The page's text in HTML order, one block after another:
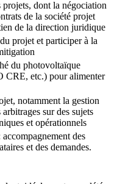
dont la négociation
de la société projet
de la direction juridique
projet et participer à la
du photovoltaïque
CRE, etc.) pour alimenter
notamment la gestion
sur des sujets
et opérationnels
des
et des demandes.